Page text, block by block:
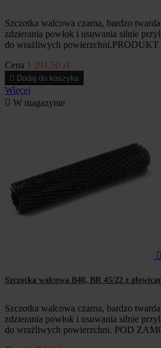
Szczotka walcowa czarna, bardzo
zdzierania powłok i usuwania silnie
do wrażliwych
Cena 1 291,50 zł
 Dodaj do koszyka
Więcej
 W magazynie

Szczotka walcowa B40, BR 45/22 z
Szczotka walcowa czarna, bardzo
zdzierania powłok i usuwania silnie
do wrażliwych powierzchni. POD